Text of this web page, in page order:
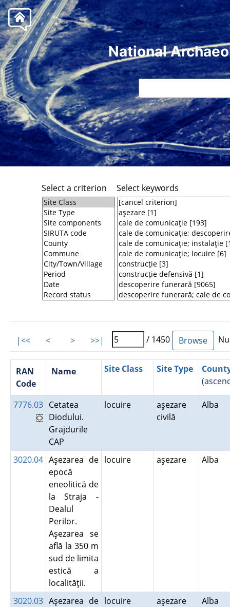
National
Select a criterion Select keywords
|<< < > >>| / 1450
RAN
Code
Name Site Class Site Type
7776.03 Cetatea
Diodului.
Grajdurile
CAP
locuire
aşezare
civilă
Alba
3020.04 Aşezarea de
epocă
eneolitică de
la Straja -
Dealul
Perilor.
Aşezarea se
află la 350 m
sud de limita
estică a
localităţii.
locuire aşezare Alba
3020.03 Aşezarea de locuire aşezare Alba